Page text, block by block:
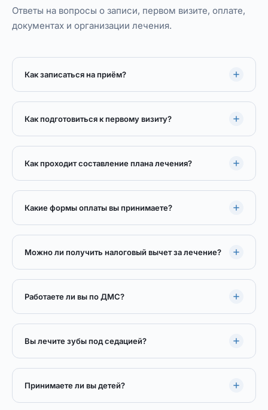
Ответы на вопросы о записи, первом визите, оплате,
документах и организации лечения.
Как записаться на приём?
Как подготовиться к первому визиту?
Как проходит составление плана лечения?
Какие формы оплаты вы принимаете?
Можно ли получить налоговый вычет за лечение?
Работаете ли вы по ДМС?
Вы лечите зубы под седацией?
Принимаете ли вы детей?